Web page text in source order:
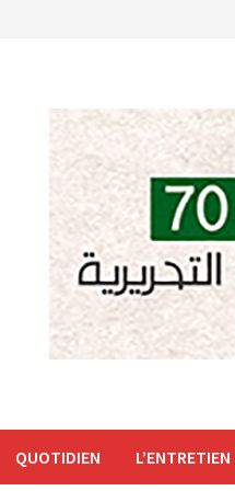
QUOTIDIEN L’ENTRETIEN